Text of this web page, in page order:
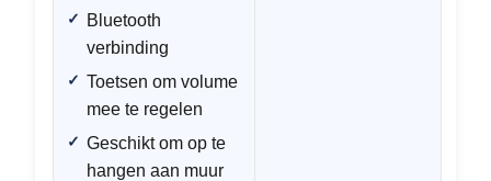
Bluetooth
verbinding
Toetsen om volume
mee te regelen
Geschikt om op te
hangen aan muur